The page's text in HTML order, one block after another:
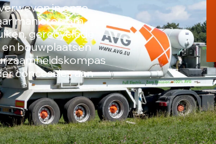
in onze
manieren om
gerecyclede
bouwplaatsen
concessies aan